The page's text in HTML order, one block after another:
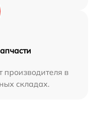
производителя в
складах.